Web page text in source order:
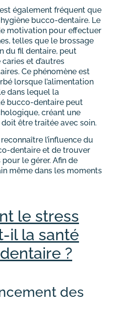
également fréquent que
bucco-dentaire. Le
motivation pour effectuer
telles que le brossage
du fil dentaire, peut
et d’autres
Ce phénomène est
lorsque l’alimentation
dans lequel la
bucco-dentaire peut
créant une
être traitée avec soin.
l’influence du
dentaire et de trouver
le gérer. Afin de
même dans les moments
le stress
il la santé
?
des